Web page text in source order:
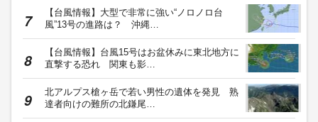
【台風情報】大型で非常に強い“ノロノロ台
風”13号の進路は？ 沖縄…
【台風情報】台風15号はお盆休みに東北地方に
直撃する恐れ 関東も影…
北アルプス槍ヶ岳で若い男性の遺体を発見 熟
達者向けの難所の北鎌尾…